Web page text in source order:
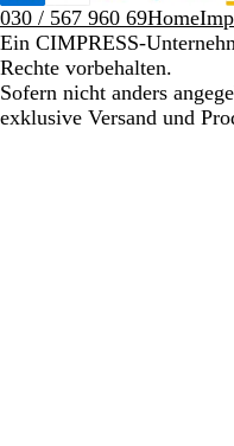
030 / 567 960 69Home
Ein CIMPRESS-
Rechte vorbehalten.
Sofern nicht anders
exklusive Versand und